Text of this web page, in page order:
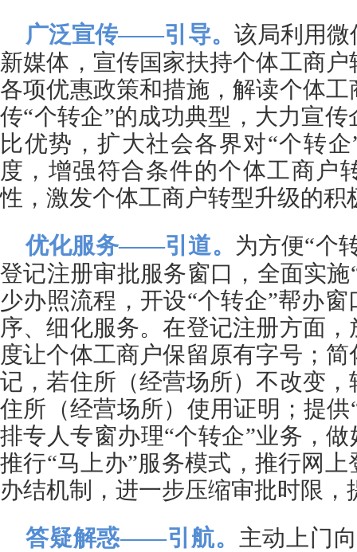
广泛宣传——引导。 该局利用
新媒体，宣传国家扶持个体工商
各项优惠政策和措施，解读个体
传“个转企”的成功典型，大力宣
比优势，扩大社会各界对“个转
度，增强符合条件的个体工商户
性，激发个体工商户转型升级的积
优化服务——引道。 为方便“个
登记注册审批服务窗口，全面实
少办照流程，开设“个转企”帮办
序、细化服务。在登记注册方面
度让个体工商户保留原有字号；
记，若住所（经营场所）不改变
住所（经营场所）使用证明；提
排专人专窗办理“个转企”业务，
推行“马上办”服务模式，推行网
办结机制，进一步压缩审批时限，
答疑解惑——引航。 主动上门